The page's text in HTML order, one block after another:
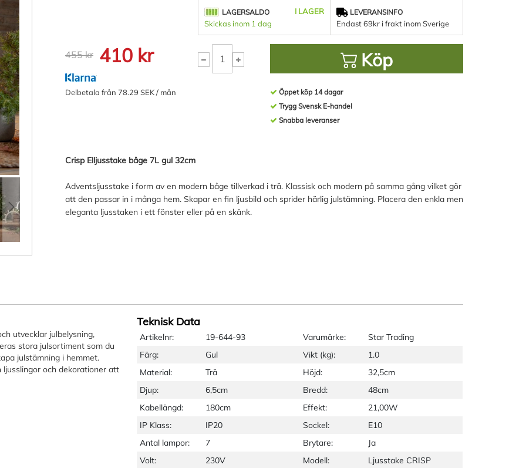
455 kr 410 kr
Delbetala från 78.29 SEK / mån
LAGERSALDO
I LAGER
Skickas inom 1 dag
LEVERANSINFO
Endast 69kr i frakt inom Sverige
Köp
Öppet köp 14 dagar
Trygg Svensk E-handel
Snabba leveranser
Crisp Elljusstake båge 7L gul 32cm
Adventsljusstake i form av en modern båge tillverkad i trä. Klassisk och modern på samma gång vilket gör
att den passar in i många hem. Skapar en fin ljusbild och sprider härlig julstämning. Placera den enkla men
eleganta ljusstaken i ett fönster eller på en skänk.
utvecklar julbelysning,
stora julsortiment som du
julstämning i hemmet.
ljusslingor och dekorationer att
Teknisk Data
Artikelnr: 19-644-93 Varumärke:
Star Trading
Färg:
Gul Vikt (kg):
1.0
Material:
Trä Höjd:
32,5cm
Djup:
6,5cm Bredd:
48cm
Kabellängd:
180cm Effekt:
21,00W
IP Klass:
IP20 Sockel:
E10
Antal lampor:
7 Brytare:
Ja
Volt:
230V Modell: Ljusstake CRISP